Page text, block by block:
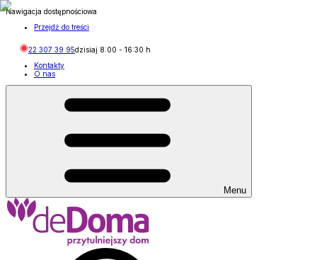
Nawigacja dostępnościowa
Przejdź do treści
22 307 39 95dzisiaj 8:00 - 16:30 h
Kontakty
O nas
Menu